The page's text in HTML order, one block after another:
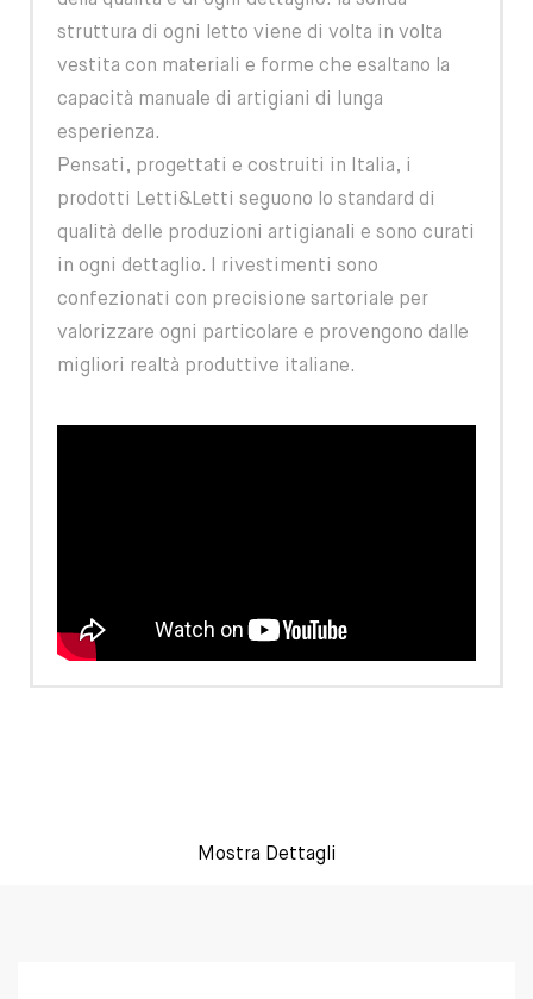
struttura di ogni letto viene di volta in volta
vestita con materiali e forme che esaltano la
capacità manuale di artigiani di lunga
esperienza.
Pensati, progettati e costruiti in Italia, i
prodotti Letti&Letti seguono lo standard di
qualità delle produzioni artigianali e sono curati
in ogni dettaglio. I rivestimenti sono
confezionati con precisione sartoriale per
valorizzare ogni particolare e provengono dalle
migliori realtà produttive italiane.
Mostra Dettagli